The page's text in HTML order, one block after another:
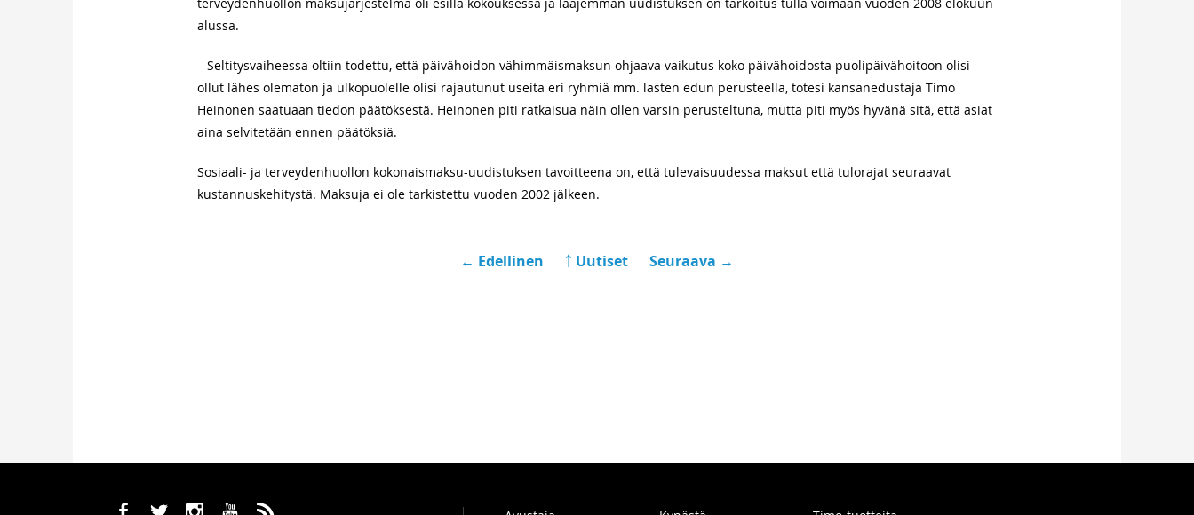
alussa.
– Seltitysvaiheessa oltiin todettu, että päivähoidon vähimmäismaksun ohjaava vaikutus koko päivähoidosta puolipäivähoitoon olisi
ollut lähes olematon ja ulkopuolelle olisi rajautunut useita eri ryhmiä mm. lasten edun perusteella, totesi kansanedustaja Timo
Heinonen saatuaan tiedon päätöksestä. Heinonen piti ratkaisua näin ollen varsin perusteltuna, mutta piti myös hyvänä sitä, että asiat
aina selvitetään ennen päätöksiä.
Sosiaali- ja terveydenhuollon kokonaismaksu-uudistuksen tavoitteena on, että tulevaisuudessa maksut että tulorajat seuraavat
kustannuskehitystä. Maksuja ei ole tarkistettu vuoden 2002 jälkeen.
← Edellinen ￪ Uutiset Seuraava →